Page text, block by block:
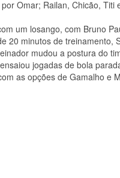
Omar; Railan, Chicão, Titi
um losango, com Bruno
20 minutos de
mudou a postura do
jogadas de bola
as opções de Gamalho e